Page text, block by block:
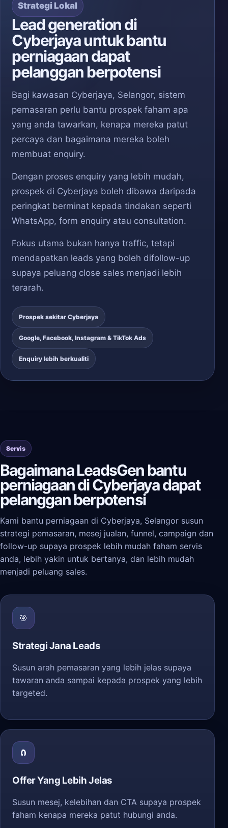
Strategi Lokal
Lead generation di
Cyberjaya untuk bantu
perniagaan dapat
pelanggan berpotensi
Bagi kawasan Cyberjaya, Selangor, sistem
pemasaran perlu bantu prospek faham apa
yang anda tawarkan, kenapa mereka patut
percaya dan bagaimana mereka boleh
membuat enquiry.
Dengan proses enquiry yang lebih mudah,
prospek di Cyberjaya boleh dibawa daripada
peringkat berminat kepada tindakan seperti
WhatsApp, form enquiry atau consultation.
Fokus utama bukan hanya traffic, tetapi
mendapatkan leads yang boleh difollow-up
supaya peluang close sales menjadi lebih
terarah.
Prospek sekitar Cyberjaya
Google, Facebook, Instagram & TikTok Ads
Enquiry lebih berkualiti
Servis
Bagaimana LeadsGen bantu
perniagaan di Cyberjaya dapat
pelanggan berpotensi
Kami bantu perniagaan di Cyberjaya, Selangor susun
strategi pemasaran, mesej jualan, funnel, campaign dan
follow-up supaya prospek lebih mudah faham servis
anda, lebih yakin untuk bertanya, dan lebih mudah
menjadi peluang sales.
🎯
Strategi Jana Leads
Susun arah pemasaran yang lebih jelas supaya
tawaran anda sampai kepada prospek yang lebih
targeted.
🧲
Offer Yang Lebih Jelas
Susun mesej, kelebihan dan CTA supaya prospek
faham kenapa mereka patut hubungi anda.